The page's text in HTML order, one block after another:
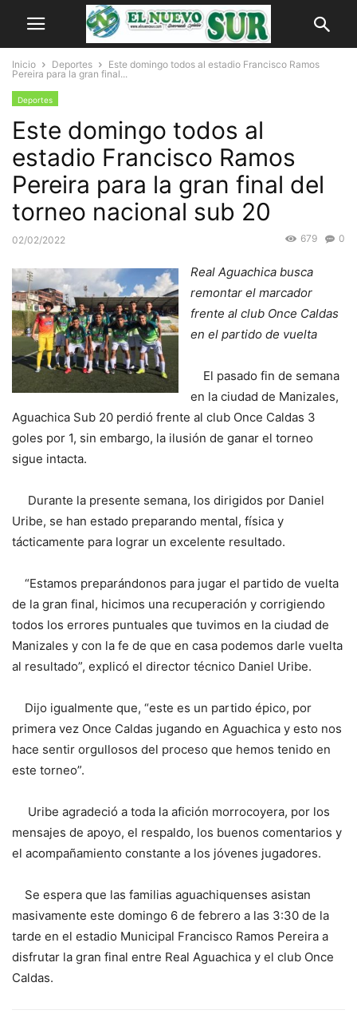
Inicio Deportes
Este domingo todos al estadio Francisco Ramos
Pereira para la gran final...
Deportes
Este domingo todos al
estadio Francisco Ramos
Pereira para la gran final del
torneo nacional sub 20
02/02/2022 0
679
Real Aguachica busca
remontar el marcador
frente al club Once Caldas
en el partido de vuelta
El pasado fin de semana
en la ciudad de Manizales,
Aguachica Sub 20 perdió frente al club Once Caldas 3
goles por 1, sin embargo, la ilusión de ganar el torneo
sigue intacta.
Durante la presente semana, los dirigidos por Daniel
Uribe, se han estado preparando mental, física y
tácticamente para lograr un excelente resultado.
“Estamos preparándonos para jugar el partido de vuelta
de la gran final, hicimos una recuperación y corrigiendo
todos los errores puntuales que tuvimos en la ciudad de
Manizales y con la fe de que en casa podemos darle vuelta
al resultado”, explicó el director técnico Daniel Uribe.
Dijo igualmente que, “este es un partido épico, por
primera vez Once Caldas jugando en Aguachica y esto nos
hace sentir orgullosos del proceso que hemos tenido en
este torneo”.
Uribe agradeció a toda la afición morrocoyera, por los
mensajes de apoyo, el respaldo, los buenos comentarios y
el acompañamiento constante a los jóvenes jugadores.
Se espera que las familias aguachiquenses asistan
masivamente este domingo 6 de febrero a las 3:30 de la
tarde en el estadio Municipal Francisco Ramos Pereira a
disfrutar la gran final entre Real Aguachica y el club Once
Caldas.